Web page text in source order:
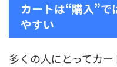
カートは“購入”で
やすい
多くの人にとってカ